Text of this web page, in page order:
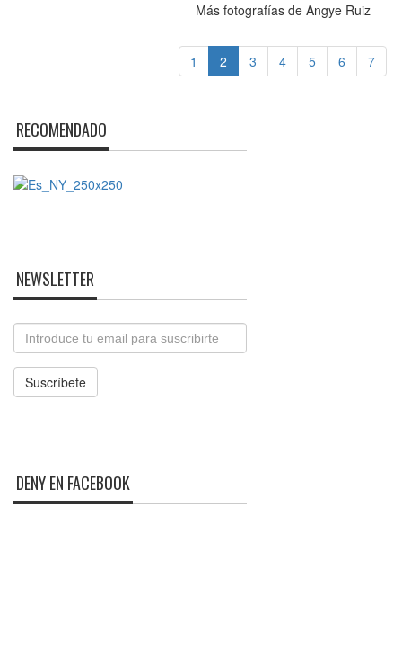
Más fotografías de Angye Ruiz
1 2 3 4 5 6 7
RECOMENDADO
NEWSLETTER
Email
Suscríbete
DENY EN FACEBOOK